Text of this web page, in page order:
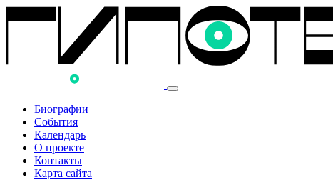
Биографии
События
Календарь
О проекте
Контакты
Карта сайта